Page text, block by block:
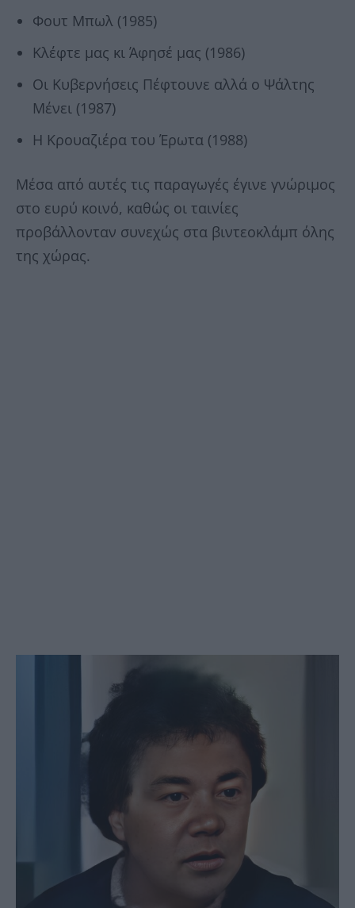
Φουτ Μπωλ (1985)
Κλέφτε μας κι Άφησέ μας (1986)
Οι Κυβερνήσεις Πέφτουνε αλλά ο Ψάλτης
Μένει (1987)
Η Κρουαζιέρα του Έρωτα (1988)
Μέσα από αυτές τις παραγωγές έγινε γνώριμος
στο ευρύ κοινό, καθώς οι ταινίες
προβάλλονταν συνεχώς στα βιντεοκλάμπ όλης
της χώρας.